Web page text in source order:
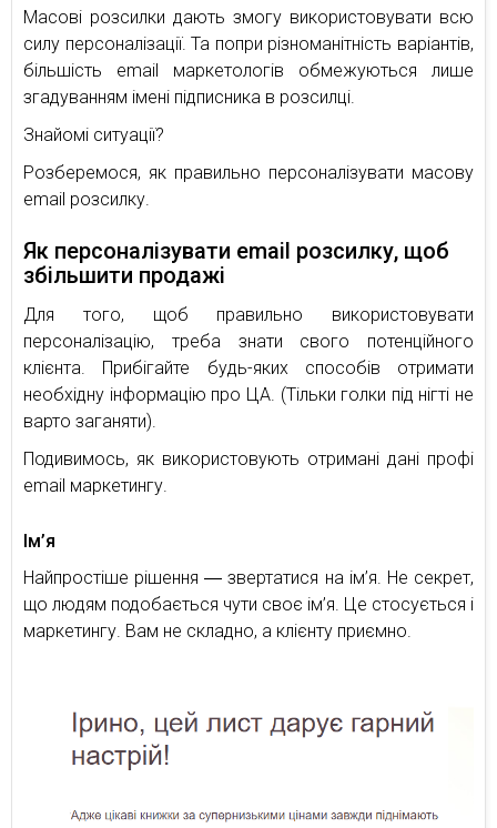
Масові розсилки дають змогу використовувати всю
силу персоналізації. Та попри різноманітність варіантів,
більшість email маркетологів обмежуються лише
згадуванням імені підписника в розсилці.
Знайомі ситуації?
Розберемося, як правильно персоналізувати масову
email розсилку.
Як персоналізувати email розсилку, щоб
збільшити продажі
Для того, щоб правильно використовувати
персоналізацію, треба знати свого потенційного
клієнта. Прибігайте будь-яких способів отримати
необхідну інформацію про ЦА. (Тільки голки під нігті не
варто заганяти).
Подивимось, як використовують отримані дані профі
email маркетингу.
Ім’я
Найпростіше рішення ― звертатися на ім’я. Не секрет,
що людям подобається чути своє ім’я. Це стосується і
маркетингу. Вам не складно, а клієнту приємно.